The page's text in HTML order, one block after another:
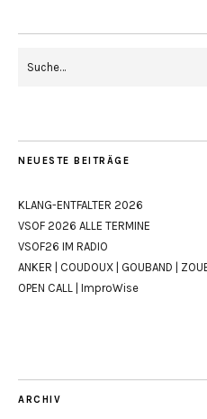
NEUESTE BEITRÄGE
KLANG-ENTFALTER 2026
VSOF 2026 ALLE TERMINE
VSOF26 IM RADIO
ANKER | COUDOUX | GOUBAND |
OPEN CALL | ImproWise
ARCHIV